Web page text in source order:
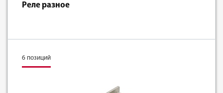
Реле разное
6 позиций